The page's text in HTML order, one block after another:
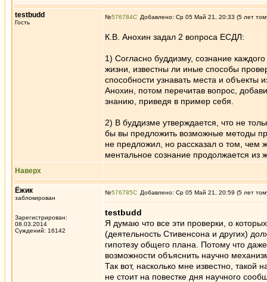
testbudd
Гость
№576784 Добавлено: Ср 05 Май 21, 20:33 (5 лет
К.В. Анохин задал 2 вопроса ЕСДЛ:
1) Согласно буддизму, сознание
жизни, известны ли иные способы
способности узнавать места и объекты
Анохин, потом перечитав вопрос,
знанию, приведя в пример себя.
2) В буддизме утверждается, что не
бы вы предложить возможные методы
не предложил, но рассказал о том, чем
ментальное сознание продолжается из
Наверх
Ёжик
заблокирован
Зарегистрирован:
08.03.2014
Суждений: 16142
№576785 Добавлено: Ср 05 Май 21, 20:59 (5 лет
testbudd
Я думаю что все эти проверки, о
(деятельность Стивенсона и других)
гипотезу общего плана. Потому что
возможности объяснить научно
Так вот, насколько мне известно,
не стоит на повестке дня научного